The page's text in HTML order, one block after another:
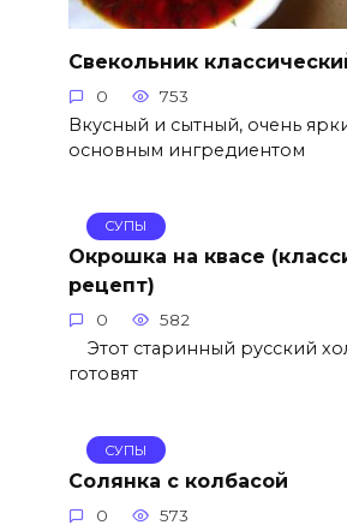
Свекольник
0 753
Вкусный и сытный, очень
основным ингредиентом
СУПЫ
Окрошка на квасе
рецепт)
0 582
Этот старинный русский
готовят
СУПЫ
Солянка с колбасой
0 573